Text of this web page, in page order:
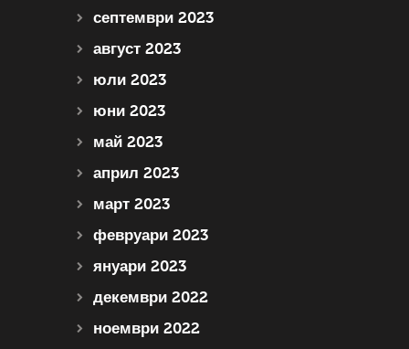
септември 2023
август 2023
юли 2023
юни 2023
май 2023
април 2023
март 2023
февруари 2023
януари 2023
декември 2022
ноември 2022